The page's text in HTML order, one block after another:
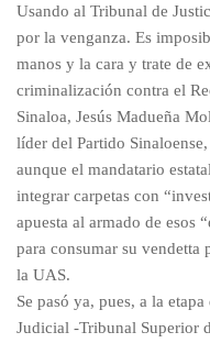
Usando al Tribunal de
por la venganza. Es
manos y la cara y trate de
criminalización contra el
Sinaloa, Jesús Madueña
líder del Partido
aunque el mandatario
integrar carpetas con
apuesta al armado de esos
para consumar su vendetta
la UAS.
Se pasó ya, pues, a la
Judicial -Tribunal Superior